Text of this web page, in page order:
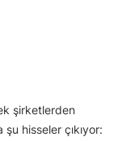
şirketlerden
şu hisseler çıkıyor: